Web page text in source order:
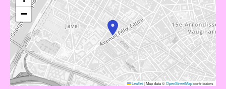
−
Leaflet|Map data ©OpenStreetMapcontributors